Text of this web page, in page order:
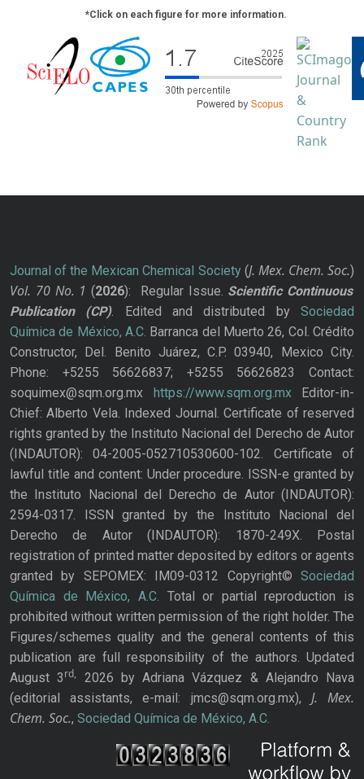
*Click on each figure for more information.
Journal of the Mexican Chemical Society(J. Mex. Chem. Soc.)
Vol. 70 No. 1 (2026): Regular Issue. Scientific Continuous
Publication
(CP). Edited and distributed bySociedad
Química de México, A.C. Barranca del Muerto 26, Col. Crédito
Constructor, Del. Benito Juárez, C.P. 03940, Mexico City.
Phone: +5255 56626837; +5255 56626823 Contact:
soquimex@sqm.org.mx
https://www.sqm.org.mxEditor-in-
Chief: Alberto Vela. Indexed Journal. Certificate of reserved
rights granted by the Instituto Nacional del Derecho de Autor
(INDAUTOR): 04-2005-052710530600-102. Certificate of
lawful title and content: Under procedure. ISSN-e granted by
the Instituto Nacional del Derecho de Autor (INDAUTOR):
2594-0317. ISSN granted by the Instituto Nacional del
Derecho de Autor (INDAUTOR): 1870-249X. Postal
registration of printed matter deposited by editors or agents
granted by SEPOMEX: IM09-0312 Copyright© Sociedad
Química de México, A.C. Total or partial reproduction is
prohibited without written permission of the right holder. The
Figures/schemes quality and the general contents of this
publication are full responsibility of the authors. Updated
August 3rd,
2026 by Adriana Vázquez & Alejandro Nava
(editorial assistants, e-mail: jmcs@sqm.org.mx), J. Mex.
Chem. Soc., Sociedad Química de México, A.C.